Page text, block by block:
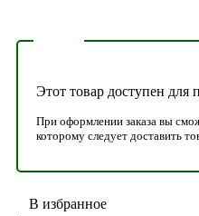
Этот товар доступен для
При оформлении заказа вы
которому следует доставить
В избранное